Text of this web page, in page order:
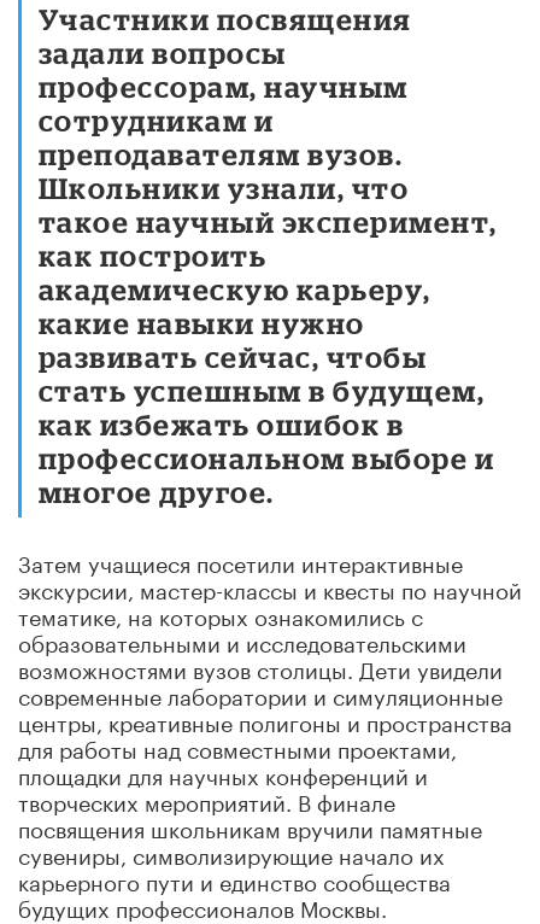
Участники посвящения
задали вопросы
профессорам, научным
сотрудникам и
преподавателям вузов.
Школьники узнали, что
такое научный эксперимент,
как построить
академическую карьеру,
какие навыки нужно
развивать сейчас, чтобы
стать успешным в будущем,
как избежать ошибок в
профессиональном выборе и
многое другое.
Затем учащиеся посетили интерактивные
экскурсии, мастер-классы и квесты по научной
тематике, на которых ознакомились с
образовательными и исследовательскими
возможностями вузов столицы. Дети увидели
современные лаборатории и симуляционные
центры, креативные полигоны и пространства
для работы над совместными проектами,
площадки для научных конференций и
творческих мероприятий. В финале
посвящения школьникам вручили памятные
сувениры, символизирующие начало их
карьерного пути и единство сообщества
будущих профессионалов Москвы.